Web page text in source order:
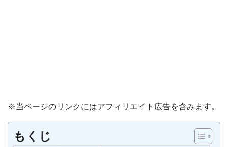
※当ページのリンクにはアフィリエイト広告を含みます。
もくじ